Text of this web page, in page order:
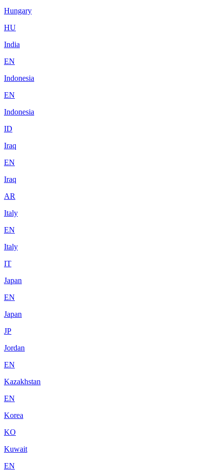
Hungary
HU
India
EN
Indonesia
EN
Indonesia
ID
Iraq
EN
Iraq
AR
Italy
EN
Italy
IT
Japan
EN
Japan
JP
Jordan
EN
Kazakhstan
EN
Korea
KO
Kuwait
EN